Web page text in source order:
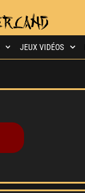
JEUX VIDÉOS